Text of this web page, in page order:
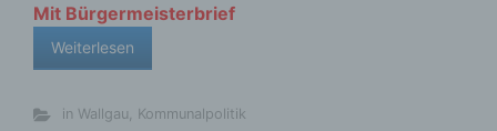
Mit Bürgermeisterbrief
Weiterlesen
in Wallgau, Kommunalpolitik